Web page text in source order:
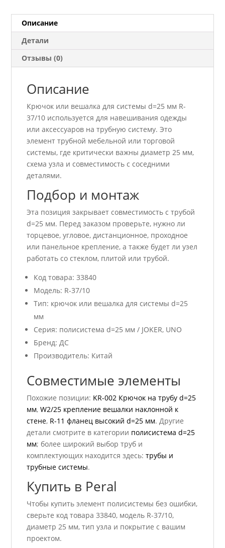
Описание
Детали
Отзывы (0)
Описание
Крючок или вешалка для системы d=25 мм R-
37/10 используется для навешивания одежды
или аксессуаров на трубную систему. Это
элемент трубной мебельной или торговой
системы, где критически важны диаметр 25 мм,
схема узла и совместимость с соседними
деталями.
Подбор и монтаж
Эта позиция закрывает совместимость с трубой
d=25 мм. Перед заказом проверьте, нужно ли
торцевое, угловое, дистанционное, проходное
или панельное крепление, а также будет ли узел
работать со стеклом, плитой или трубой.
Код товара: 33840
Модель: R-37/10
Тип: крючок или вешалка для системы d=25
мм
Серия: полисистема d=25 мм / JOKER, UNO
Бренд: ДС
Производитель: Китай
Совместимые элементы
Похожие позиции: KR-002 Крючок на трубу d=25
мм,W2/25 крепление вешалки наклонной к
стене, R-11 фланец высокий d=25 мм. Другие
детали смотрите в категории полисистема d=25
мм; более широкий выбор труб и
комплектующих находится здесь:трубы и
трубные системы.
Купить в Peral
Чтобы купить элемент полисистемы без ошибки,
сверьте код товара 33840, модель R-37/10,
диаметр 25 мм, тип узла и покрытие с вашим
проектом.